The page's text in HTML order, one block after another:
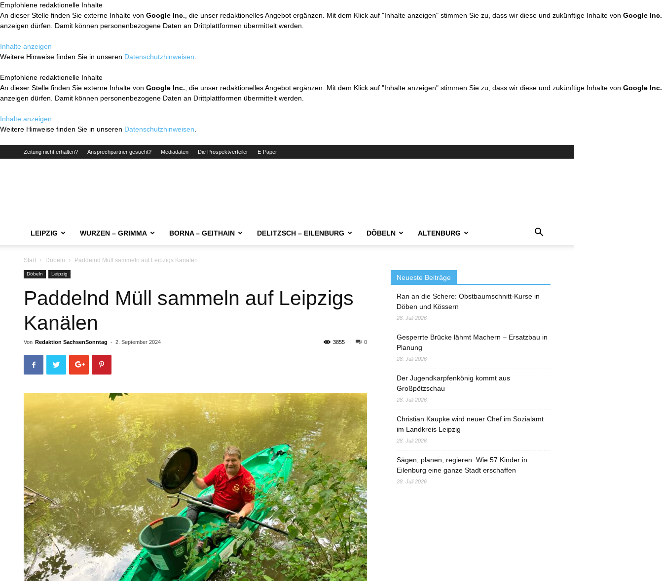
Empfohlene redaktionelle Inhalte
An dieser Stelle finden Sie externe Inhalte von Google Inc. , die unser redaktionelles Angebot ergänzen. Mit dem Klick auf "Inhalte anzeigen" stimmen Sie zu, dass wir diese und zukünftige Inhalte von Google Inc.
anzeigen dürfen. Damit können personenbezogene Daten an Drittplattformen übermittelt werden.
Inhalte anzeigen
Weitere Hinweise finden Sie in unseren Datenschutzhinweisen
Empfohlene redaktionelle Inhalte
An dieser Stelle finden Sie externe Inhalte von Google Inc. , die unser redaktionelles Angebot ergänzen. Mit dem Klick auf "Inhalte anzeigen" stimmen Sie zu, dass wir diese und zukünftige Inhalte von Google Inc.
anzeigen dürfen. Damit können personenbezogene Daten an Drittplattformen übermittelt werden.
Inhalte anzeigen
Weitere Hinweise finden Sie in unseren Datenschutzhinweisen
Zeitung nicht erhalten? Ansprechpartner gesucht? Mediadaten Die Prospektverteiler E-Paper
LEIPZIG WURZEN – GRIMMA BORNA – GEITHAIN DELITZSCH – EILENBURG DÖBELN ALTENBURG
Start Döbeln Paddelnd Müll sammeln auf Leipzigs Kanälen
Döbeln Leipzig
Paddelnd Müll sammeln auf Leipzigs
Kanälen
Von Redaktion SachsenSonntag - 2. September 2024 0
3855
Neueste Beiträge
Ran an die Schere: Obstbaumschnitt-Kurse in
Döben und Kössern
28. Juli 2026
Gesperrte Brücke lähmt Machern – Ersatzbau in
Planung
28. Juli 2026
Der Jugendkarpfenkönig kommt aus
Großpötzschau
28. Juli 2026
Christian Kaupke wird neuer Chef im Sozialamt
im Landkreis Leipzig
28. Juli 2026
Sägen, planen, regieren: Wie 57 Kinder in
Eilenburg eine ganze Stadt erschaffen
28. Juli 2026